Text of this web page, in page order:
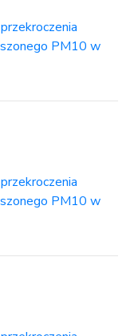
PM10 w
PM10 w